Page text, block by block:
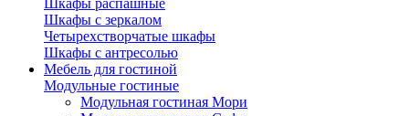
Шкафы распашные
Шкафы с зеркалом
Четырехстворчатые шкафы
Шкафы с антресолью
Мебель для гостиной
Модульные гостиные
Модульная гостиная Мори